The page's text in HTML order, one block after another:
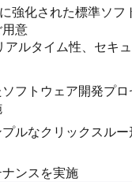
強化された標準ソフ
意
アルタイム性、セキ
フトウェア開発プ
ルなクリックスルー
ンスを実施